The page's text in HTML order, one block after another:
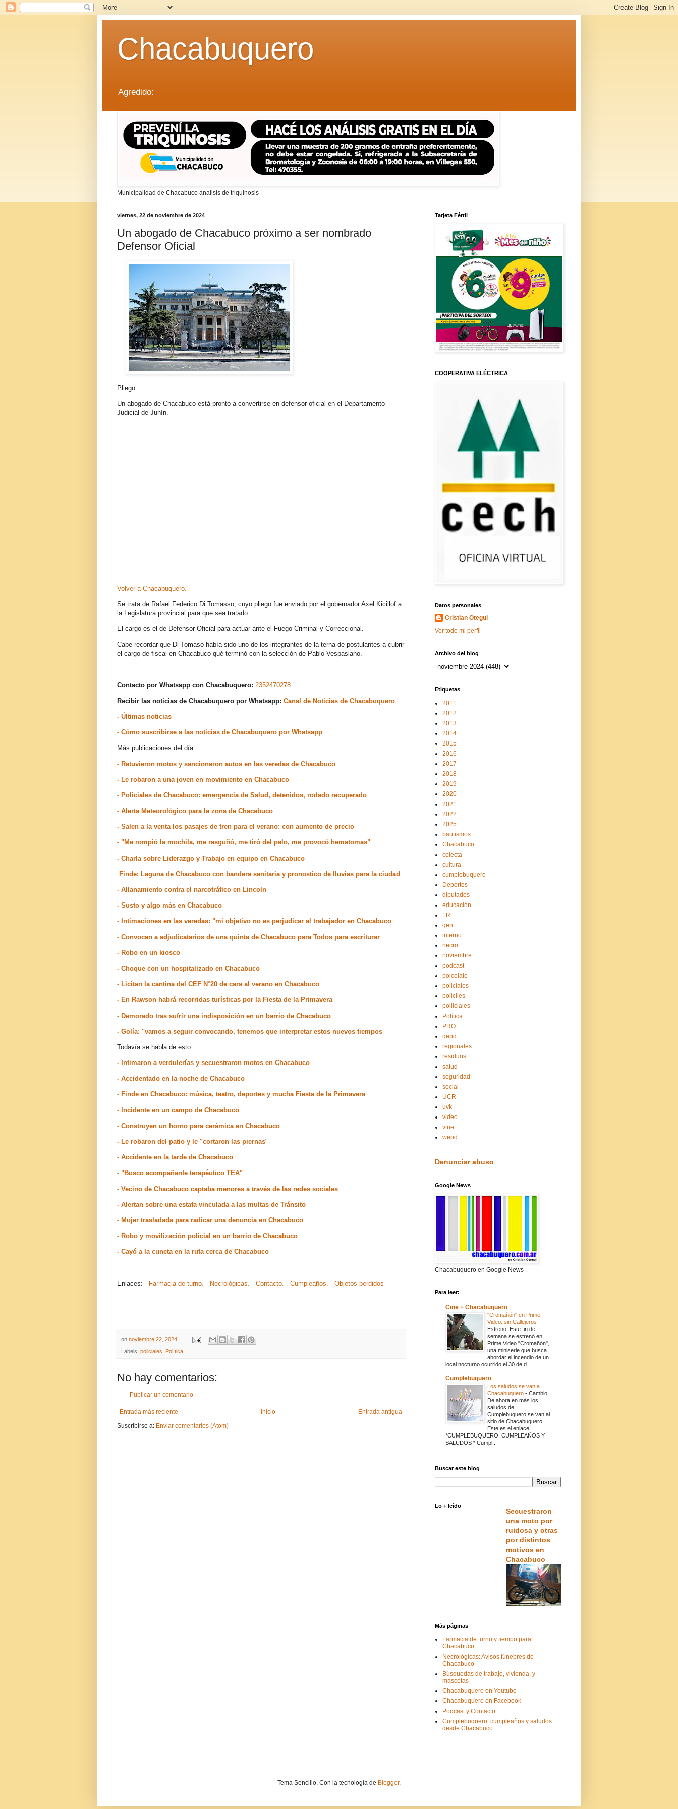
Chacabuquero
Agredido:
Municipalidad de Chacabuco analisis de triquinosis
viernes, 22 de noviembre de 2024
Un abogado de Chacabuco próximo a ser nombrado
Defensor Oficial
Pliego.
Un abogado de Chacabuco está pronto a convertirse en defensor oficial en el Departamento
Judicial de Junín.
Volver a Chacabuquero.
Se trata de Rafael Federico Di Tomasso, cuyo pliego fue enviado por el gobernador Axel Kicillof a
la Legislatura provincial para que sea tratado.
El cargo es el de Defensor Oficial para actuar ante el Fuego Criminal y Correccional.
Cabe recordar que Di Tomaso había sido uno de los integrantes de la terna de postulantes a cubrir
el cargo de fiscal en Chacabuco qué terminó con la selección de Pablo Vespasiano.
Contacto por Whatsapp con Chacabuquero: 2352470278
Recibir las noticias de Chacabuquero por Whatsapp: Canal de Noticias de Chacabuquero
- Últimas noticias
- Cómo suscribirse a las noticias de Chacabuquero por Whatsapp
Más publicaciones del día:
- Retuvieron motos y sancionaron autos en las veredas de Chacabuco
- Le robaron a una joven en movimiento en Chacabuco
- Policiales de Chacabuco: emergencia de Salud, detenidos, rodado recuperado
- Alerta Meteorológico para la zona de Chacabuco
- Salen a la venta los pasajes de tren para el verano: con aumento de precio
- "Me rompió la mochila, me rasguñó, me tiró del pelo, me provocó hematomas"
- Charla sobre Liderazgo y Trabajo en equipo en Chacabuco
Finde: Laguna de Chacabuco con bandera sanitaria y pronostico de lluvias para la ciudad
- Allanamiento contra el narcotráfico en Lincoln
- Susto y algo más en Chacabuco
- Intimaciones en las veredas: "mi objetivo no es perjudicar al trabajador en Chacabuco
- Convocan a adjudicatarios de una quinta de Chacabuco para Todos para escriturar
- Robo en un kiosco
- Choque con un hospitalizado en Chacabuco
- Licitan la cantina del CEF N°20 de cara al verano en Chacabuco
- En Rawson habrá recorridas turísticas por la Fiesta de la Primavera
- Demorado tras sufrir una indisposición en un barrio de Chacabuco
- Golía: "vamos a seguir convocando, tenemos que interpretar estos nuevos tiempos
Todavía se habla de esto:
- Intimaron a verdulerías y secuestraron motos en Chacabuco
- Accidentado en la noche de Chacabuco
- Finde en Chacabuco: música, teatro, deportes y mucha Fiesta de la Primavera
- Incidente en un campo de Chacabuco
- Construyen un horno para cerámica en Chacabuco
- Le robaron del patio y le "cortaron las piernas"
- Accidente en la tarde de Chacabuco
- "Busco acompañante terapéutico TEA"
- Vecino de Chacabuco captaba menores a través de las redes sociales
- Alertan sobre una estafa vinculada a las multas de Tránsito
- Mujer trasladada para radicar una denuncia en Chacabuco
- Robo y movilización policial en un barrio de Chacabuco
- Cayó a la cuneta en la ruta cerca de Chacabuco
Enlaces: - Farmacia de turno. - Necrológicas. - Contacto. - Cumpleaños. - Objetos perdidos
on noviembre 22, 2024
Labels: policiales, Política
No hay comentarios:
Publicar un comentario
Entrada más reciente Entrada antigua
Inicio
Suscribirse a: Enviar comentarios (Atom)
Tarjeta Fértil
COOPERATIVA ELÉCTRICA
Datos personales
Cristian Otegui
Ver todo mi perfil
Archivo del blog
Etiquetas
2011
2012
2013
2014
2015
2016
2017
2018
2019
2020
2021
2022
2025
bautismos
Chacabuco
colecta
cultura
cumplebuquero
Deportes
diputados
educación
FR
gen
interno
necro
noviembre
podcast
polcoiale
policiales
policiles
poliiciales
Política
PRO
qepd
regionales
residuos
salud
seguridad
social
UCR
uvk
video
vine
wepd
Denunciar abuso
Google News
Chacabuquero en Google News
Para leer:
Cine + Chacabuquero
"Cromañón" en Prime
Video: sin Callejeros -
Estreno. Este fin de
semana se estrenó en
Prime Video "Cromañón",
una miniserie que busca
abordar el incendio de un
local nocturno ocurrido el 30 de d...
Cumplebuquero
Los saludos se van a
Chacabuquero - Cambio.
De ahora en más los
saludos de
Cumplebuquero se van al
sitio de Chacabuquero.
Este es el enlace:
*CUMPLEBUQUERO: CUMPLEAÑOS Y
SALUDOS * Cumpl...
Buscar este blog
Lo + leído
Secuestraron
una moto por
ruidosa y otras
por distintos
motivos en
Chacabuco
Más páginas
Farmacia de turno y tiempo para
Chacabuco
Necrológicas: Avisos fúnebres de
Chacabuco
Búsquedas de trabajo, vivienda, y
mascotas
Chacabuquero en Youtube
Chacabuquero en Facebook
Podcast y Contacto
Cumplebuquero: cumpleaños y saludos
desde Chacabuco
Tema Sencillo. Con la tecnología de Blogger.